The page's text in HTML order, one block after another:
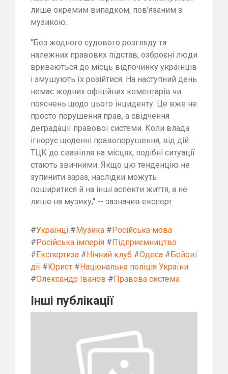
лише окремим випадком, пов'язаним з
музикою.
"Без жодного судового розгляду та
належних правових підстав, озброєні люди
вриваються до місць відпочинку українців
і змушують їх розійтися. На наступний день
немає жодних офіційних коментарів чи
пояснень щодо цього інциденту. Це вже не
просто порушення прав, а свідчення
деградації правової системи. Коли влада
ігнорує щоденні правопорушення, від дій
ТЦК до свавілля на місцях, подібні ситуації
стають звичними. Якщо цю тенденцію не
зупинити зараз, наслідки можуть
поширитися й на інші аспекти життя, а не
лише на музику," -- зазначив експерт.
#Українці #Музика #Російська мова
#Російська імперія #Підприємництво
#Експертиза #Нічний клуб #Одеса #Бойові
дії #Юрист #Національна поліція України
#Олександр Іванов #Правова система
Інші публікації